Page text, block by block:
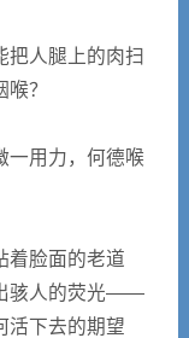
人腿上的肉扫
？
用力，何德喉
着脸面的老道
骇人的荧光——
活下去的期望